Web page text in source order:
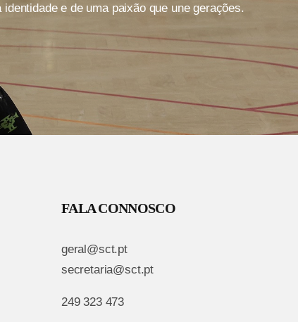
e de uma paixão que une gerações.
FALA CONNOSCO
geral@sct.pt
secretaria@sct.pt
249 323 473